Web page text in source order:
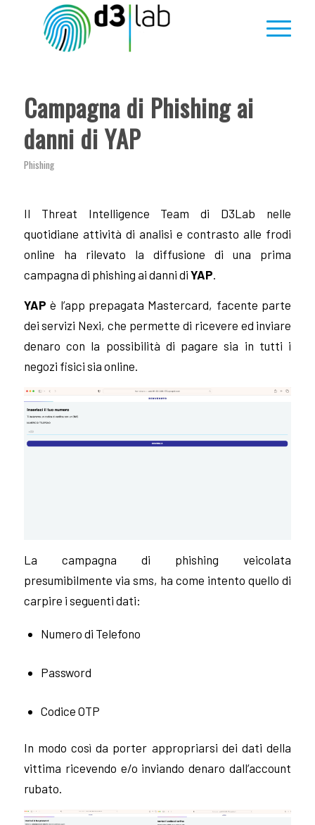
Campagna di Phishing ai
danni di YAP
Phishing
Il Threat Intelligence Team di D3Lab nelle
quotidiane attività di analisi e contrasto alle frodi
online ha rilevato la diffusione di una prima
campagna di phishing ai danni di YAP
YAP è l’app prepagata Mastercard, facente parte
dei servizi Nexi, che permette di ricevere ed inviare
denaro con la possibilità di pagare sia in tutti i
negozi fisici sia online.
La campagna di phishing veicolata
presumibilmente via sms, ha come intento quello di
carpire i seguenti dati:
Numero di Telefono
Password
Codice OTP
In modo così da porter appropriarsi dei dati della
vittima ricevendo e/o inviando denaro dall’account
rubato.